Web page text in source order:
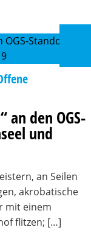
an den OGS-
und
an Seilen
akrobatische
mit einem
flitzen; […]